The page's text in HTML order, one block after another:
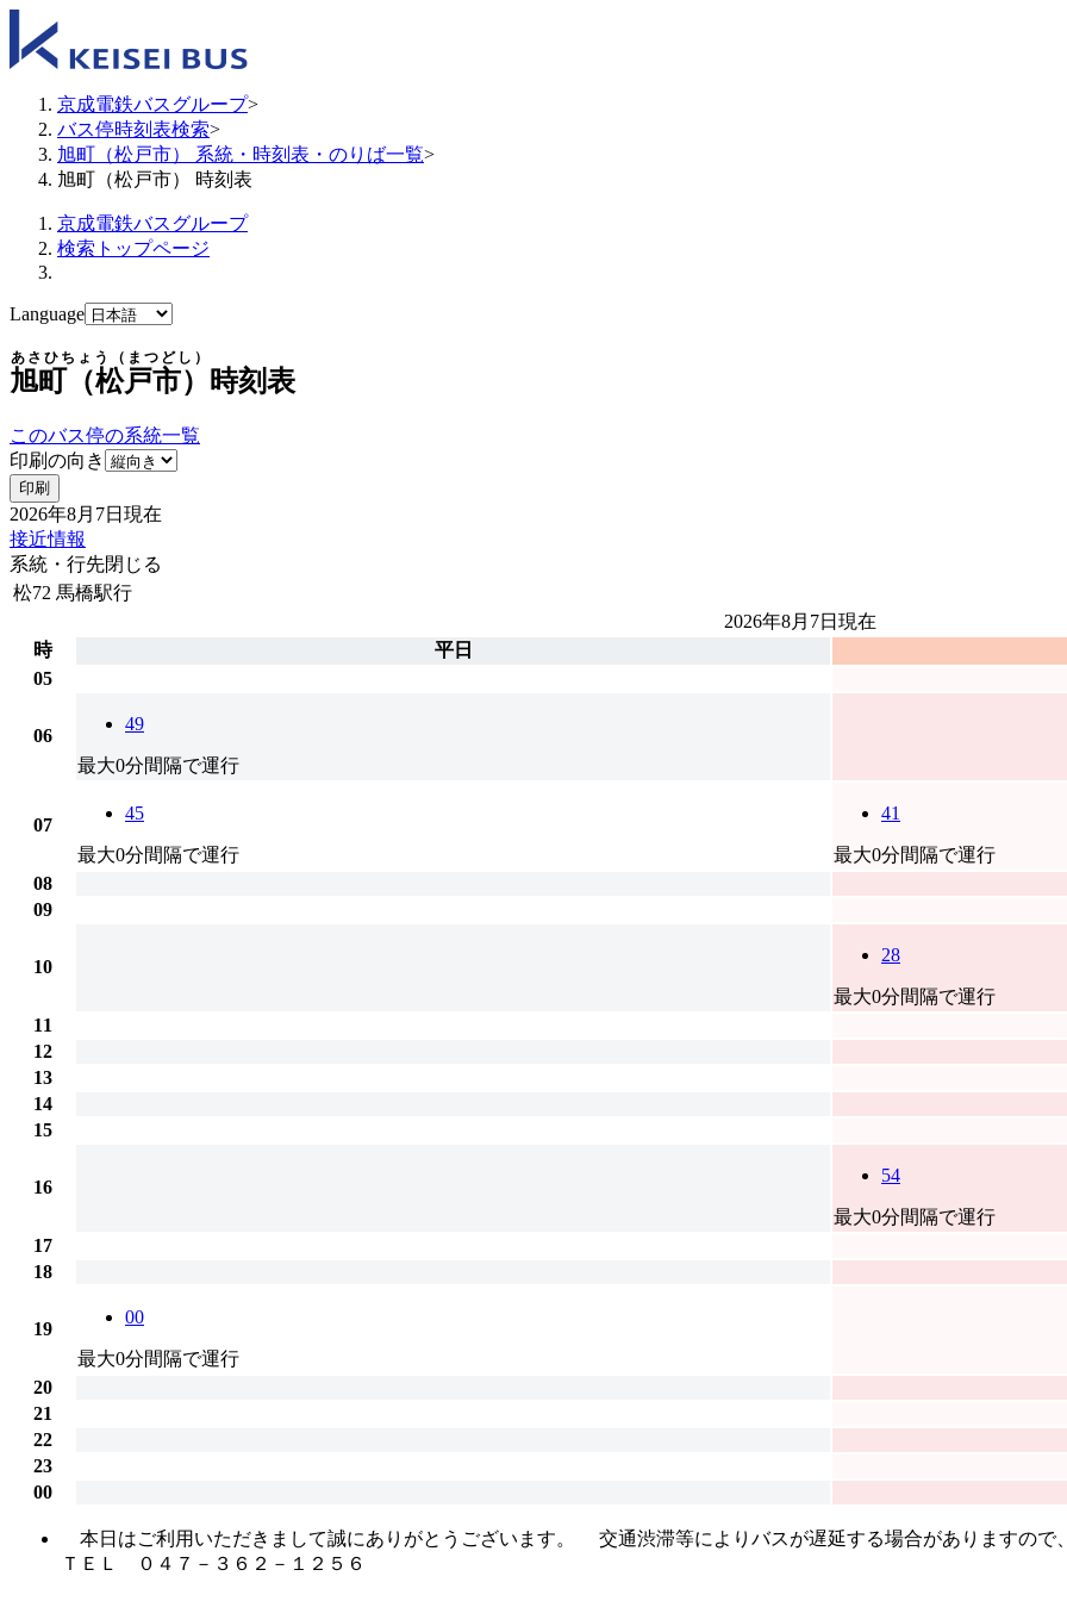
京成電鉄バスグループ>
バス停時刻表検索>
旭町（松戸市） 系統・時刻表・のりば一覧>
旭町（松戸市） 時刻表
京成電鉄バスグループ
検索トップページ
Language
旭町（松戸市）
あさひちょう（まつどし）
時刻表
このバス停の系統一覧
印刷の向き
印刷
2026年8月7日 現在
接近情報
系統・行先閉じる
松72 馬橋駅行
2026年8月7日 現在
時
平日
05
06
49
最大0分間隔で運行
07
45
最大0分間隔で運行
41
最大0分間隔で運行
08
09
10
28
最大0分間隔で運行
11
12
13
14
15
16
54
最大0分間隔で運行
17
18
19
00
最大0分間隔で運行
20
21
22
23
00
本日はご利用いただきまして誠にありがとうございます。 交通渋滞等によりバスが遅延する場合があります
ＴＥＬ ０４７－３６２－１２５６